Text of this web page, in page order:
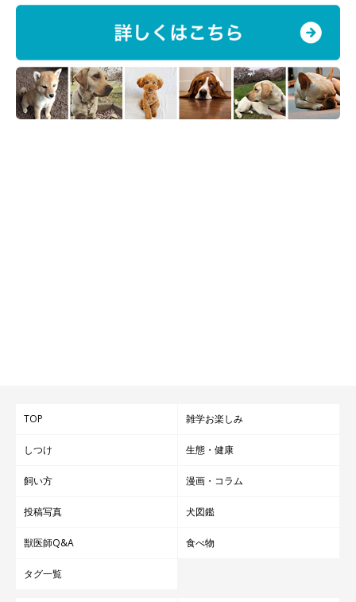
TOP 雑学お楽しみ
しつけ 生態・健康
飼い方 漫画・コラム
投稿写真 犬図鑑
獣医師Q&A 食べ物
タグ一覧